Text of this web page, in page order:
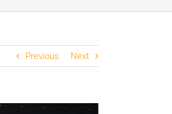
Previous Next